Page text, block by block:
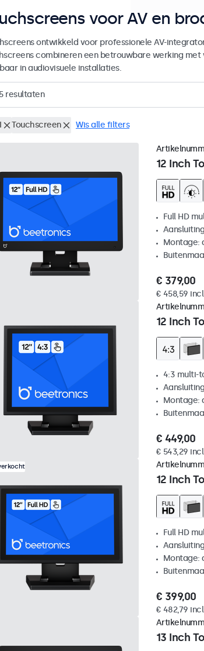
voor AV en
ontwikkeld voor professionele AV-
combineren een betrouwbare werking
in audiovisuele installaties.
resultaten
Touchscreen Wis alle filters
12 Inch
Full HD
Montage:
€ 379,00
€ 458,59
12 Inch
4:3 multi-
Montage:
€ 449,00
€ 543,29
12 Inch
Full HD
Montage:
€ 399,00
€ 482,79
13 Inch